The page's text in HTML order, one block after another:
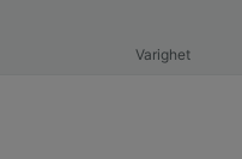
Varighet